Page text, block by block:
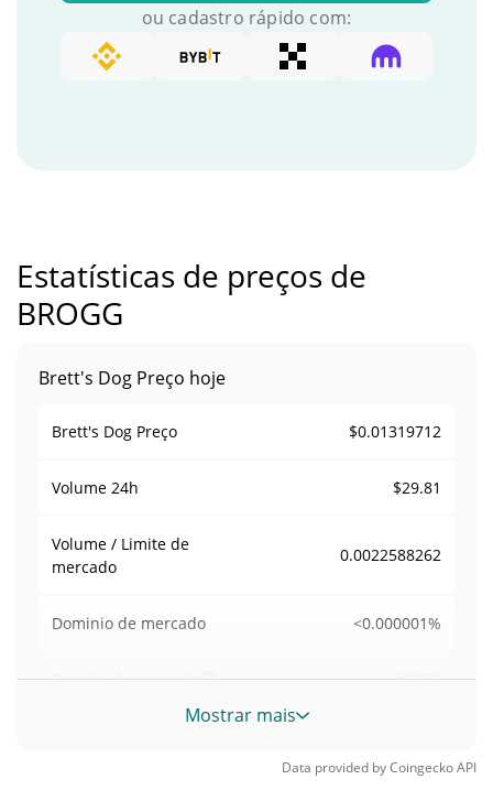
ou cadastro rápido com:
Estatísticas de preços de
BROGG
Brett's Dog Preço hoje
Brett's Dog Preço $0.01319712
Volume 24h $29.81
Volume / Limite de
mercado
0.0022588262
Dominio de mercado <0.000001%
Posição de mercado #9650
Mostrar mais
Data provided byCoingeckoAPI